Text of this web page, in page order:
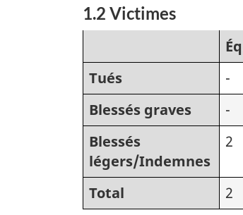
1.2 Victimes
Tués
-
Blessés graves
-
Blessés
légers/Indemnes
2
Total 2